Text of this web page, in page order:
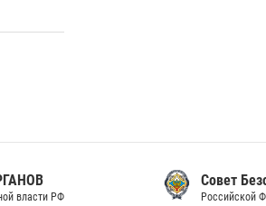
14 июля 2026, 12:20 1
В Росгвардии прошла военно-
конференция по обобщению
Совет Безопасности
Российской Федерации